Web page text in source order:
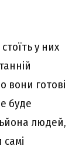
у них
вони готові
буде
людей,